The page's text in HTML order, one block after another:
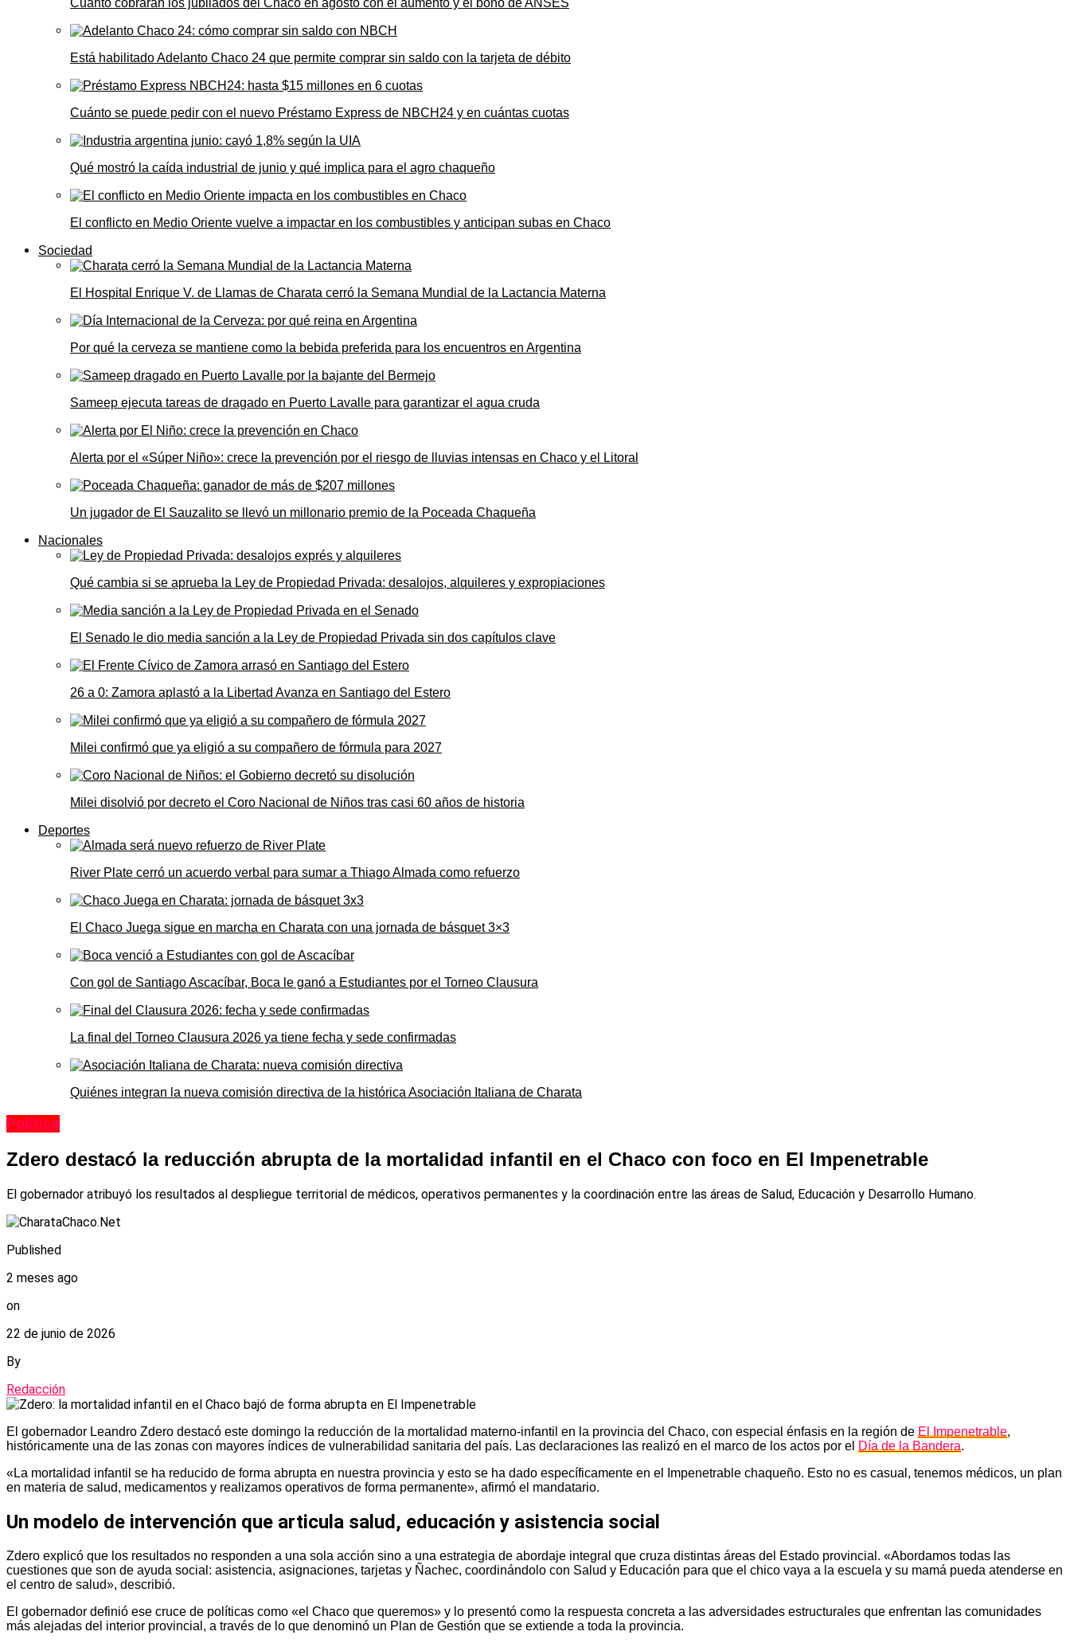
Cuánto cobrarán los jubilados del Chaco en agosto con el aumento y el bono de ANSES
Está habilitado Adelanto Chaco 24 que permite comprar sin saldo con la tarjeta de débito
Cuánto se puede pedir con el nuevo Préstamo Express de NBCH24 y en cuántas cuotas
Qué mostró la caída industrial de junio y qué implica para el agro chaqueño
El conflicto en Medio Oriente vuelve a impactar en los combustibles y anticipan subas en Chaco
Sociedad
El Hospital Enrique V. de Llamas de Charata cerró la Semana Mundial de la Lactancia Materna
Por qué la cerveza se mantiene como la bebida preferida para los encuentros en Argentina
Sameep ejecuta tareas de dragado en Puerto Lavalle para garantizar el agua cruda
Alerta por el «Súper Niño»: crece la prevención por el riesgo de lluvias intensas en Chaco y el Litoral
Un jugador de El Sauzalito se llevó un millonario premio de la Poceada Chaqueña
Nacionales
Qué cambia si se aprueba la Ley de Propiedad Privada: desalojos, alquileres y expropiaciones
El Senado le dio media sanción a la Ley de Propiedad Privada sin dos capítulos clave
26 a 0: Zamora aplastó a la Libertad Avanza en Santiago del Estero
Milei confirmó que ya eligió a su compañero de fórmula para 2027
Milei disolvió por decreto el Coro Nacional de Niños tras casi 60 años de historia
Deportes
River Plate cerró un acuerdo verbal para sumar a Thiago Almada como refuerzo
El Chaco Juega sigue en marcha en Charata con una jornada de básquet 3×3
Con gol de Santiago Ascacíbar, Boca le ganó a Estudiantes por el Torneo Clausura
La final del Torneo Clausura 2026 ya tiene fecha y sede confirmadas
Quiénes integran la nueva comisión directiva de la histórica Asociación Italiana de Charata
Política
Zdero destacó la reducción abrupta de la mortalidad infantil en el Chaco con foco en El Impenetrable
El gobernador atribuyó los resultados al despliegue territorial de médicos, operativos permanentes y la coordinación entre las áreas de Salud, Educación y Desarrollo Humano.
Published
2 meses ago
on
22 de junio de 2026
By
Redacción
El gobernador Leandro Zdero destacó este domingo la reducción de la mortalidad materno-infantil en la provincia del Chaco, con especial énfasis en la región de El Impenetrable,
históricamente una de las zonas con mayores índices de vulnerabilidad sanitaria del país. Las declaraciones las realizó en el marco de los actos por el Día de la Bandera.
«La mortalidad infantil se ha reducido de forma abrupta en nuestra provincia y esto se ha dado específicamente en el Impenetrable chaqueño. Esto no es casual, tenemos médicos, un plan
en materia de salud, medicamentos y realizamos operativos de forma permanente», afirmó el mandatario.
Un modelo de intervención que articula salud, educación y asistencia social
Zdero explicó que los resultados no responden a una sola acción sino a una estrategia de abordaje integral que cruza distintas áreas del Estado provincial. «Abordamos todas las
cuestiones que son de ayuda social: asistencia, asignaciones, tarjetas y Ñachec, coordinándolo con Salud y Educación para que el chico vaya a la escuela y su mamá pueda atenderse en
el centro de salud», describió.
El gobernador definió ese cruce de políticas como «el Chaco que queremos» y lo presentó como la respuesta concreta a las adversidades estructurales que enfrentan las comunidades
más alejadas del interior provincial, a través de lo que denominó un Plan de Gestión que se extiende a toda la provincia.